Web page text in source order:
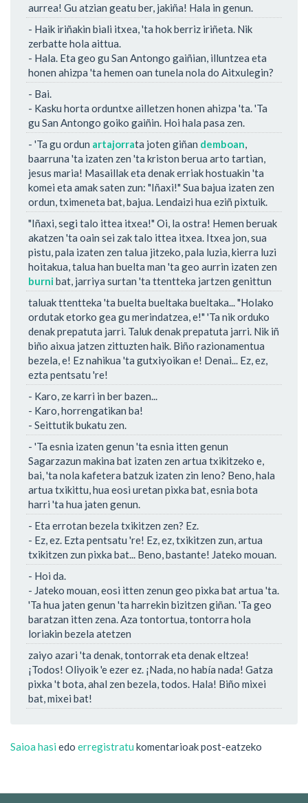
aurrea! Gu atzian geatu ber, jakiña! Hala in genun.
- Haik iriñakin biali itxea, 'ta hok berriz iriñeta. Nik
zerbatte hola aittua.
- Hala. Eta geo gu San Antongo gaiñian, illuntzea eta
honen ahizpa 'ta hemen oan tunela nola do Aitxulegin?
- Bai.
- Kasku horta orduntxe ailletzen honen ahizpa 'ta. 'Ta
gu San Antongo goiko gaiñin. Hoi hala pasa zen.
- 'Ta gu ordun artajorrata joten giñan demboan
baarruna 'ta izaten zen 'ta kriston berua arto tartian,
jesus maria! Masaillak eta denak erriak hostuakin 'ta
komei eta amak saten zun: "Iñaxi!" Sua bajua izaten zen
ordun, tximeneta bat, bajua. Lendaizi hua eziñ pixtuik.
"Iñaxi, segi talo ittea itxea!" Oi, la ostra! Hemen beruak
akatzen 'ta oain sei zak talo ittea itxea. Itxea jon, sua
pistu, pala izaten zen talua jitzeko, pala luzia, kierra luzi
hoitakua, talua han buelta man 'ta geo aurrin izaten zen
burnibat, jarriya surtan 'ta ttentteka jartzen genittun
taluak ttentteka 'ta buelta bueltaka bueltaka... "Holako
ordutak etorko gea gu merindatzea, e!" 'Ta nik orduko
denak prepatuta jarri. Taluk denak prepatuta jarri. Nik iñ
biño aixua jatzen zittuzten haik. Biño razionamentua
bezela, e! Ez nahikua 'ta gutxiyoikan e! Denai... Ez, ez,
ezta pentsatu 're!
- Karo, ze karri in ber bazen...
- Karo, horrengatikan ba!
- Seittutik bukatu zen.
- 'Ta esnia izaten genun 'ta esnia itten genun
Sagarzazun makina bat izaten zen artua txikitzeko e,
bai, 'ta nola kafetera batzuk izaten zin leno? Beno, hala
artua txikittu, hua eosi uretan pixka bat, esnia bota
harri 'ta hua jaten genun.
- Eta errotan bezela txikitzen zen? Ez.
- Ez, ez. Ezta pentsatu 're! Ez, ez, txikitzen zun, artua
txikitzen zun pixka bat... Beno, bastante! Jateko mouan.
- Hoi da.
- Jateko mouan, eosi itten zenun geo pixka bat artua 'ta.
'Ta hua jaten genun 'ta harrekin bizitzen giñan. 'Ta geo
baratzan itten zena. Aza tontortua, tontorra hola
loriakin bezela atetzen
zaiyo azari 'ta denak, tontorrak eta denak eltzea!
¡Todos! Oliyoik 'e ezer ez. ¡Nada, no había nada! Gatza
pixka 't bota, ahal zen bezela, todos. Hala! Biño mixei
bat, mixei bat!
Saioa hasi edo erregistratu komentarioak post-eatzeko